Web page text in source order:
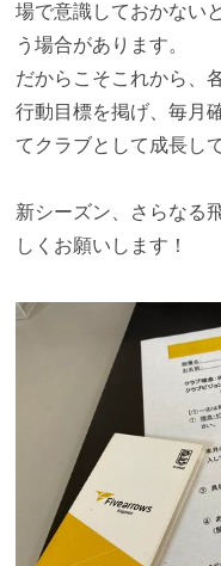
場で意識しておかない
う場合があります。
だからこそこれから、
行動目標を掲げ、毎月
てクラブとして成長し
新シーズン、さらなる
しくお願いします！